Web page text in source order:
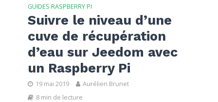
GUIDES RASPBERRY PI
Suivre le niveau d’une
cuve de récupération
d’eau sur Jeedom avec
un Raspberry Pi
19 mai 2019
Aurélien Brunet
8 min de lecture